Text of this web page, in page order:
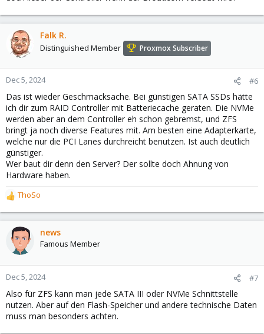
Falk R.
Distinguished Member Proxmox Subscriber
Dec 5, 2024 #6
Das ist wieder Geschmacksache. Bei günstigen SATA SSDs hätte
ich dir zum RAID Controller mit Batteriecache geraten. Die NVMe
werden aber an dem Controller eh schon gebremst, und ZFS
bringt ja noch diverse Features mit. Am besten eine Adapterkarte,
welche nur die PCI Lanes durchreicht benutzen. Ist auch deutlich
günstiger.
Wer baut dir denn den Server? Der sollte doch Ahnung von
Hardware haben.
R
e
a
o
n
:
ThoSo
news
Famous Member
Dec 5, 2024 #7
Also für ZFS kann man jede SATA III oder NVMe Schnittstelle
nutzen. Aber auf den Flash-Speicher und andere technische Daten
muss man besonders achten.